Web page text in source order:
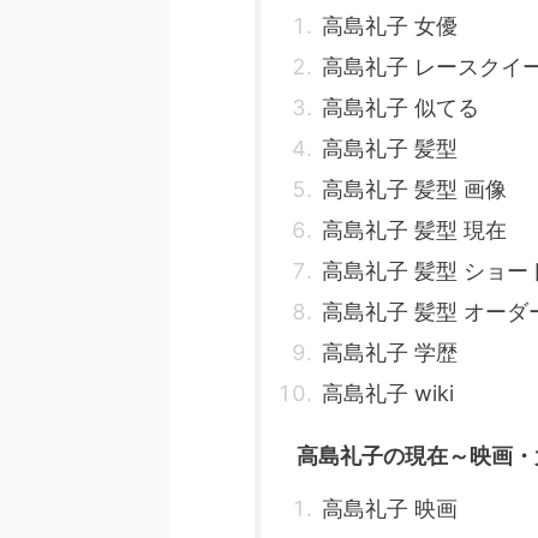
高島礼子 女優
高島礼子 レースクイ
高島礼子 似てる
高島礼子 髪型
高島礼子 髪型 画像
高島礼子 髪型 現在
高島礼子 髪型 ショー
高島礼子 髪型 オーダ
高島礼子 学歴
高島礼子 wiki
高島礼子の現在～映画・
高島礼子 映画